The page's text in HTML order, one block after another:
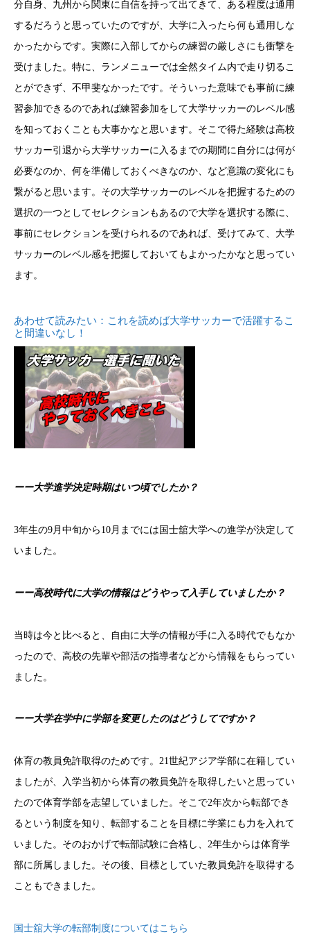
分自身、九州から関東に自信を持って出てきて、ある程度は通用
するだろうと思っていたのですが、大学に入ったら何も通用しな
かったからです。実際に入部してからの練習の厳しさにも衝撃を
受けました。特に、ランメニューでは全然タイム内で走り切るこ
とができず、不甲斐なかったです。 そういった意味でも事前に練
習参加できるのであれば練習参加をして大学サッカーのレベル感
を知っておくことも大事かなと思います。そこで得た経験は高校
サッカー引退から大学サッカーに入るまでの期間に自分には何が
必要なのか、何を準備しておくべきなのか、など意識の変化にも
繋がると思います。その大学サッカーのレベルを把握するための
選択の一つとしてセレクションもあるので大学を選択する際に、
事前にセレクションを受けられるのであれば、受けてみて、大学
サッカーのレベル感を把握しておいてもよかったかなと思ってい
ます。
あわせて読みたい：これを読めば大学サッカーで活躍するこ
と間違いなし！
ーー大学進学決定時期はいつ頃でしたか？
3年生の9月中旬から10月までには国士舘大学への進学が決定して
いました。
ーー高校時代に大学の情報はどうやって入手していましたか？
当時は今と比べると、自由に大学の情報が手に入る時代でもなか
ったので、高校の先輩や部活の指導者などから情報をもらってい
ました。
ーー大学在学中に学部を変更したのはどうしてですか？
体育の教員免許取得のためです。21世紀アジア学部に在籍してい
ましたが、入学当初から体育の教員免許を取得したいと思ってい
たので体育学部を志望していました。そこで2年次から転部でき
るという制度を知り、転部することを目標に学業にも力を入れて
いました。そのおかげで転部試験に合格し、2年生からは体育学
部に所属しました。その後、目標としていた教員免許を取得する
こともできました。
国士舘大学の転部制度についてはこちら